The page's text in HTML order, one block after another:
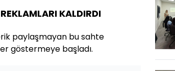
KALDIRDI
paylaşmayan bu sahte
göstermeye başladı.